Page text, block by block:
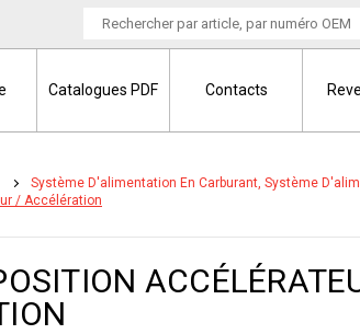
Système D'alimentation En Carburant, Système
/ Accélération
Catalogues PDF Contacts